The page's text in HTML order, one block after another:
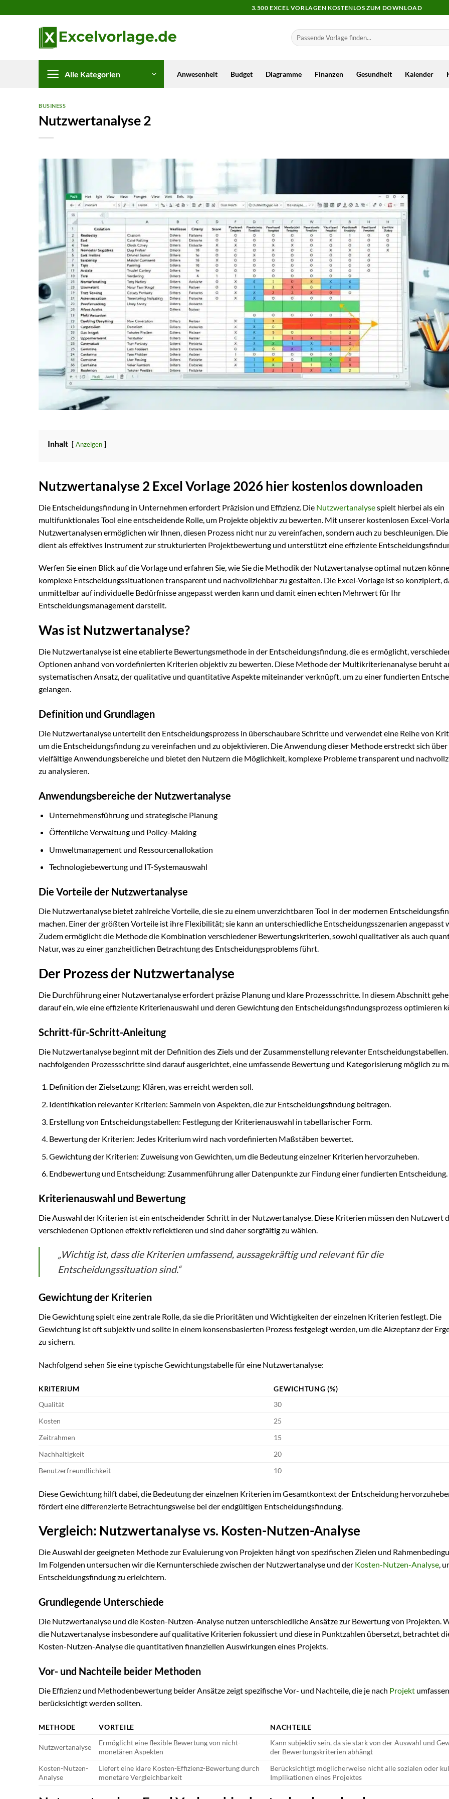
Inhalt
3.500 EXCEL VORLAGEN KOSTENLOS ZUM DOWNLOAD
Alle Kategorien Anwesenheit Budget Diagramme Finanzen Gesundheit Kalender
BUSINESS
Nutzwertanalyse 2
Inhalt Anzeigen
Nutzwertanalyse 2 Excel Vorlage 2026 hier kostenlos downloaden
Die Entscheidungsfindung in Unternehmen erfordert Präzision und Effizienz. Die Nutzwertanalysespielt hierbei als ein
multifunktionales Tool eine entscheidende Rolle, um Projekte objektiv zu bewerten. Mit unserer kostenlosen Excel-
Nutzwertanalysen ermöglichen wir Ihnen, diesen Prozess nicht nur zu vereinfachen, sondern auch zu beschleunigen.
dient als effektives Instrument zur strukturierten Projektbewertung und unterstützt eine effiziente
Werfen Sie einen Blick auf die Vorlage und erfahren Sie, wie Sie die Methodik der Nutzwertanalyse optimal nutzen
komplexe Entscheidungssituationen transparent und nachvollziehbar zu gestalten. Die Excel-Vorlage ist so konzipiert,
unmittelbar auf individuelle Bedürfnisse angepasst werden kann und damit einen echten Mehrwert für Ihr
Entscheidungsmanagement darstellt.
Was ist Nutzwertanalyse?
Die Nutzwertanalyse ist eine etablierte Bewertungsmethode in der Entscheidungsfindung, die es ermöglicht,
Optionen anhand von vordefinierten Kriterien objektiv zu bewerten. Diese Methode der Multikriterienanalyse beruht
systematischen Ansatz, der qualitative und quantitative Aspekte miteinander verknüpft, um zu einer fundierten
gelangen.
Definition und Grundlagen
Die Nutzwertanalyse unterteilt den Entscheidungsprozess in überschaubare Schritte und verwendet eine Reihe von
um die Entscheidungsfindung zu vereinfachen und zu objektivieren. Die Anwendung dieser Methode erstreckt sich über
vielfältige Anwendungsbereiche und bietet den Nutzern die Möglichkeit, komplexe Probleme transparent und
zu analysieren.
Anwendungsbereiche der Nutzwertanalyse
Unternehmensführung und strategische Planung
Öffentliche Verwaltung und Policy-Making
Umweltmanagement und Ressourcenallokation
Technologiebewertung und IT-Systemauswahl
Die Vorteile der Nutzwertanalyse
Die Nutzwertanalyse bietet zahlreiche Vorteile, die sie zu einem unverzichtbaren Tool in der modernen
machen. Einer der größten Vorteile ist ihre Flexibilität; sie kann an unterschiedliche Entscheidungsszenarien angepasst
Zudem ermöglicht die Methode die Kombination verschiedener Bewertungskriterien, sowohl qualitativer als auch
Natur, was zu einer ganzheitlichen Betrachtung des Entscheidungsproblems führt.
Der Prozess der Nutzwertanalyse
Die Durchführung einer Nutzwertanalyse erfordert präzise Planung und klare Prozessschritte. In diesem Abschnitt
darauf ein, wie eine effiziente Kriterienauswahl und deren Gewichtung den Entscheidungsfindungsprozess optimieren
Schritt-für-Schritt-Anleitung
Die Nutzwertanalyse beginnt mit der Definition des Ziels und der Zusammenstellung relevanter
nachfolgenden Prozessschritte sind darauf ausgerichtet, eine umfassende Bewertung und Kategorisierung möglich zu
Definition der Zielsetzung: Klären, was erreicht werden soll.
Identifikation relevanter Kriterien: Sammeln von Aspekten, die zur Entscheidungsfindung beitragen.
Erstellung von Entscheidungstabellen: Festlegung der Kriterienauswahl in tabellarischer Form.
Bewertung der Kriterien: Jedes Kriterium wird nach vordefinierten Maßstäben bewertet.
Gewichtung der Kriterien: Zuweisung von Gewichten, um die Bedeutung einzelner Kriterien hervorzuheben.
Endbewertung und Entscheidung: Zusammenführung aller Datenpunkte zur Findung einer fundierten Entscheidung.
Kriterienauswahl und Bewertung
Die Auswahl der Kriterien ist ein entscheidender Schritt in der Nutzwertanalyse. Diese Kriterien müssen den Nutzwert
verschiedenen Optionen effektiv reflektieren und sind daher sorgfältig zu wählen.
„Wichtig ist, dass die Kriterien umfassend, aussagekräftig und relevant für die
Entscheidungssituation sind.“
Gewichtung der Kriterien
Die Gewichtung spielt eine zentrale Rolle, da sie die Prioritäten und Wichtigkeiten der einzelnen Kriterien festlegt. Die
Gewichtung ist oft subjektiv und sollte in einem konsensbasierten Prozess festgelegt werden, um die Akzeptanz der
zu sichern.
Nachfolgend sehen Sie eine typische Gewichtungstabelle für eine Nutzwertanalyse:
KRITERIUM
GEWICHTUNG (%)
Qualität
30
Kosten
25
Zeitrahmen
15
Nachhaltigkeit
20
Benutzerfreundlichkeit
10
Diese Gewichtung hilft dabei, die Bedeutung der einzelnen Kriterien im Gesamtkontext der Entscheidung
fördert eine differenzierte Betrachtungsweise bei der endgültigen Entscheidungsfindung.
Vergleich: Nutzwertanalyse vs. Kosten-Nutzen-Analyse
Die Auswahl der geeigneten Methode zur Evaluierung von Projekten hängt von spezifischen Zielen und
Im Folgenden untersuchen wir die Kernunterschiede zwischen der Nutzwertanalyse und der Kosten-Nutzen-Analyse,
Entscheidungsfindung zu erleichtern.
Grundlegende Unterschiede
Die Nutzwertanalyse und die Kosten-Nutzen-Analyse nutzen unterschiedliche Ansätze zur Bewertung von Projekten.
die Nutzwertanalyse insbesondere auf qualitative Kriterien fokussiert und diese in Punktzahlen übersetzt, betrachtet
Kosten-Nutzen-Analyse die quantitativen finanziellen Auswirkungen eines Projekts.
Vor- und Nachteile beider Methoden
Die Effizienz und Methodenbewertung beider Ansätze zeigt spezifische Vor- und Nachteile, die je nach Projekt
berücksichtigt werden sollten.
METHODE VORTEILE NACHTEILE
Nutzwertanalyse
Ermöglicht eine flexible Bewertung von nicht-
monetären Aspekten
Kann subjektiv sein, da sie stark von der Auswahl und
der Bewertungskriterien abhängt
Kosten-Nutzen-
Analyse
Liefert eine klare Kosten-Effizienz-Bewertung durch
monetäre Vergleichbarkeit
Berücksichtigt möglicherweise nicht alle sozialen oder
Implikationen eines Projektes